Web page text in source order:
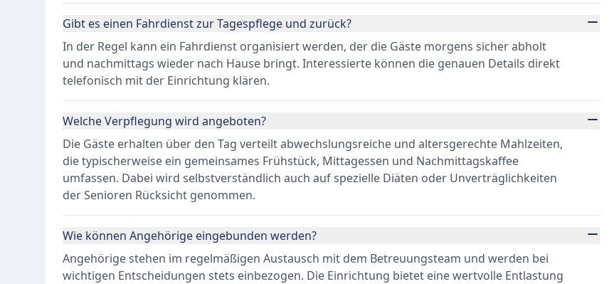
Gibt es einen Fahrdienst zur Tagespflege und zurück?
In der Regel kann ein Fahrdienst organisiert werden, der die Gäste morgens sicher abholt
und nachmittags wieder nach Hause bringt. Interessierte können die genauen Details direkt
telefonisch mit der Einrichtung klären.
Welche Verpflegung wird angeboten?
Die Gäste erhalten über den Tag verteilt abwechslungsreiche und altersgerechte Mahlzeiten,
die typischerweise ein gemeinsames Frühstück, Mittagessen und Nachmittagskaffee
umfassen. Dabei wird selbstverständlich auch auf spezielle Diäten oder Unverträglichkeiten
der Senioren Rücksicht genommen.
Wie können Angehörige eingebunden werden?
Angehörige stehen im regelmäßigen Austausch mit dem Betreuungsteam und werden bei
wichtigen Entscheidungen stets einbezogen. Die Einrichtung bietet eine wertvolle Entlastung